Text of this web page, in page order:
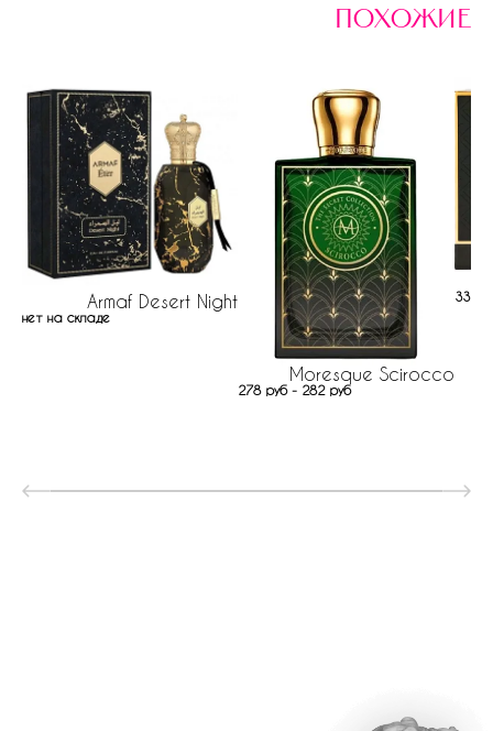
похожие
Armaf Desert Night
нет на складе
Moresque Scirocco
278 руб - 282 руб
333